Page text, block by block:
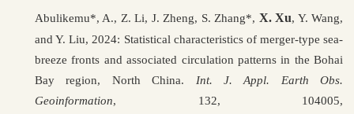
Abulikemu*, A., Z. Li, J. Zheng, S. Zhang*, X. Xu, Y. Wang,
and Y. Liu, 2024: Statistical characteristics of merger-type sea-
breeze fronts and associated circulation patterns in the Bohai
Bay region, North China. Int. J. Appl. Earth Obs.
Geoinformation, 132, 104005,